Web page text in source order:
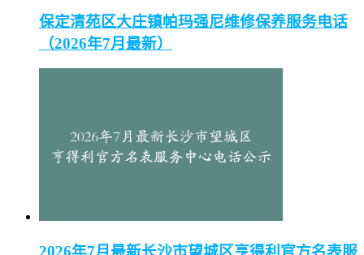
保定清苑区大庄镇帕玛强尼维修保养服务电话
（2026年7月最新）